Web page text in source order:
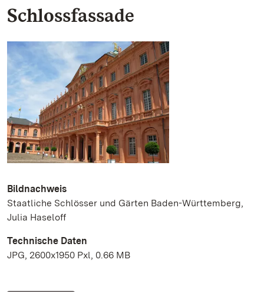
Schlossfassade
Bildnachweis
Staatliche Schlösser und Gärten Baden-Württemberg,
Julia Haseloff
Technische Daten
JPG, 2600x1950 Pxl, 0.66 MB